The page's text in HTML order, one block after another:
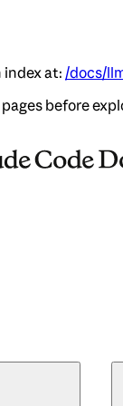
at: /docs/
before